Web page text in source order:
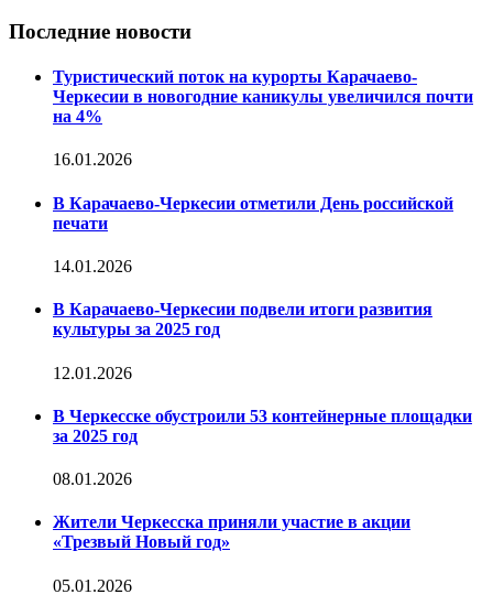
Последние новости
Туристический поток на курорты Карачаево-
Черкесии в новогодние каникулы увеличился почти
на 4%
16.01.2026
В Карачаево-Черкесии отметили День российской
печати
14.01.2026
В Карачаево-Черкесии подвели итоги развития
культуры за 2025 год
12.01.2026
В Черкесске обустроили 53 контейнерные площадки
за 2025 год
08.01.2026
Жители Черкесска приняли участие в акции
«Трезвый Новый год»
05.01.2026